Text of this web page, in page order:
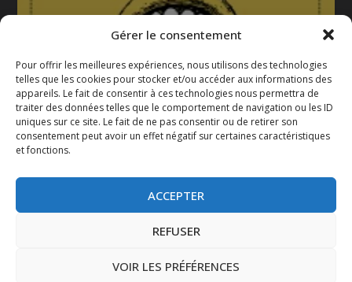
Gérer le consentement
Pour offrir les meilleures expériences, nous utilisons des technologies
telles que les cookies pour stocker et/ou accéder aux informations des
appareils. Le fait de consentir à ces technologies nous permettra de
traiter des données telles que le comportement de navigation ou les ID
uniques sur ce site. Le fait de ne pas consentir ou de retirer son
consentement peut avoir un effet négatif sur certaines caractéristiques
et fonctions.
ACCEPTER
REFUSER
VOIR LES PRÉFÉRENCES
La gazette 2025-2026